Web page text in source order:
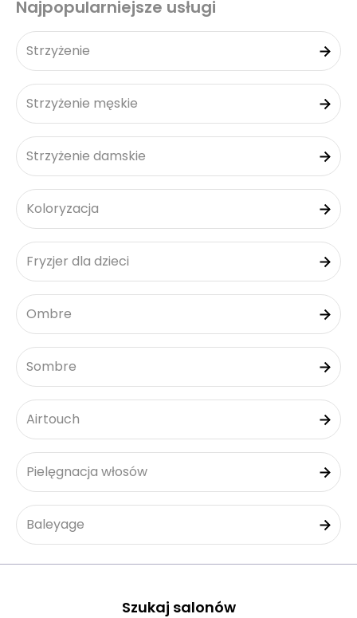
Najpopularniejsze usługi
Strzyżenie
Strzyżenie męskie
Strzyżenie damskie
Koloryzacja
Fryzjer dla dzieci
Ombre
Sombre
Airtouch
Pielęgnacja włosów
Baleyage
Szukaj salonów